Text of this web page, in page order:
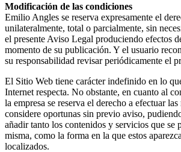
Modificación de las condiciones
Emilio Angles se reserva expresamente el
unilateralmente, total o parcialmente, sin
el presente Aviso Legal produciendo efectos
momento de su publicación. Y el usuario
su responsabilidad revisar periódicamente el
El Sitio Web tiene carácter indefinido en lo
Internet respecta. No obstante, en cuanto al
la empresa se reserva el derecho a efectuar
considere oportunas sin previo aviso,
añadir tanto los contenidos y servicios que se
misma, como la forma en la que estos
localizados.